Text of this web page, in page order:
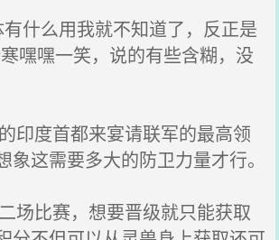
什么用我就不知道了，反正是
嘿嘿一笑，说的有些含糊，没
印度首都来宴请联军的最高领
象这需要多大的防卫力量才行。
场比赛，想要晋级就只能获取